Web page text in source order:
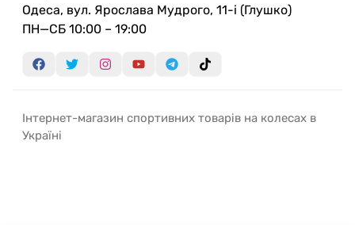
Одеса, вул. Ярослава Мудрого, 11-i (Глушко)
ПН—СБ 10:00 – 19:00
Інтернет-магазин спортивних товарів на колесах в
Україні